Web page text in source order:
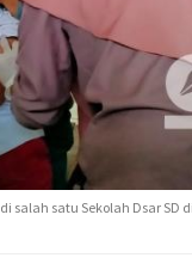
satu Sekolah Dsar SD